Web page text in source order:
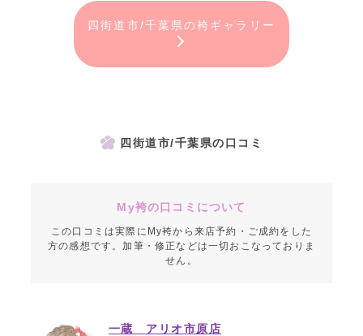
四街道市/千葉県の袴ギャラリー
四街道市/千葉県の口コミ
My袴の口コミについて
この口コミは実際にMy袴から来店予約・ご成約をした
方の感想です。加筆・修正などは一切おこなっておりま
せん。
一蔵 アリオ市原店